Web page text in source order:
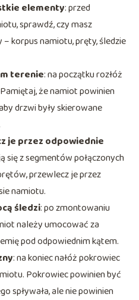
elementy: przed
sprawdź, czy masz
korpus namiotu, pręty, śledzie
terenie: na początku rozłóż
że namiot powinien
drzwi były skierowane
je przez odpowiednie
się z segmentów połączonych
przewlecz je przez
namiotu.
śledzi: po zmontowaniu
należy umocować za
pod odpowiednim kątem.
: na koniec nałóż pokrowiec
Pokrowiec powinien być
spływała, ale nie powinien